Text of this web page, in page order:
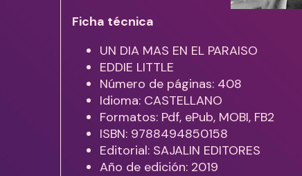
Ficha técnica
UN DIA MAS EN EL PARAISO
EDDIE LITTLE
Número de páginas: 408
Idioma: CASTELLANO
Formatos: Pdf, ePub, MOBI, FB2
ISBN: 9788494850158
Editorial: SAJALIN EDITORES
Año de edición: 2019